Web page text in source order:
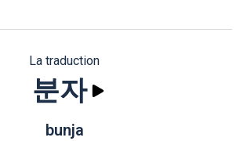
La traduction
분자
bunja